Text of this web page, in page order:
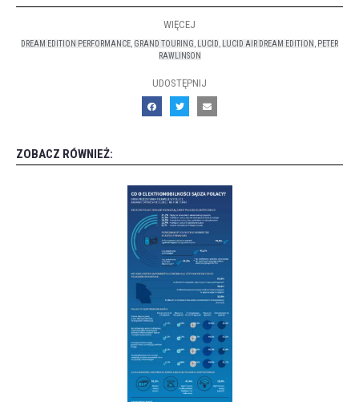
WIĘCEJ
DREAM EDITION PERFORMANCE GRAND TOURING LUCID LUCID AIR DREAM EDITION
PETER
RAWLINSON
UDOSTĘPNIJ
ZOBACZ RÓWNIEŻ: